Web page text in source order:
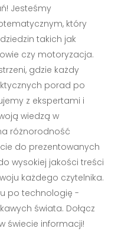
Jesteśmy
który
takich jak
czy motoryzacja.
gdzie każdy
porad po
z ekspertami i
wiedzą w
różnorodność
do prezentowanych
wysokiej jakości treści
każdego czytelnika.
po technologię -
świata. Dołącz
świecie informacji!